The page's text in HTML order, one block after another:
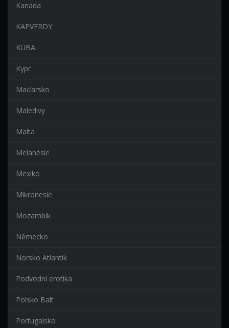
Kanada
KAPVERDY
KUBA
Kypr
Maďarsko
Maledivy
Malta
Melanésie
Mexiko
Mikronesie
Mozambik
Německo
Norsko Atlantik
Podvodní erotika
Polsko Balt
Portugalsko